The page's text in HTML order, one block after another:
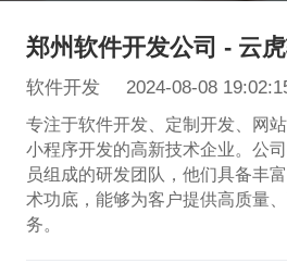
郑州软件开发公司 - 云
软件开发 2024-08-08
专注于软件开发、定制开发、网
小程序开发的高新技术企业。公
员组成的研发团队，他们具备丰
术功底，能够为客户提供高质量
务。